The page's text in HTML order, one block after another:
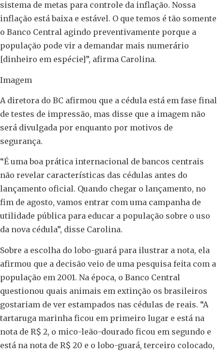
sistema de metas para controle da inflação. Nossa
inflação está baixa e estável. O que temos é tão somente
o Banco Central agindo preventivamente porque a
população pode vir a demandar mais numerário
[dinheiro em espécie]”, afirma Carolina.
Imagem
A diretora do BC afirmou que a cédula está em fase final
de testes de impressão, mas disse que a imagem não
será divulgada por enquanto por motivos de
segurança.
“É uma boa prática internacional de bancos centrais
não revelar características das cédulas antes do
lançamento oficial. Quando chegar o lançamento, no
fim de agosto, vamos entrar com uma campanha de
utilidade pública para educar a população sobre o uso
da nova cédula”, disse Carolina.
Sobre a escolha do lobo-guará para ilustrar a nota, ela
afirmou que a decisão veio de uma pesquisa feita com a
população em 2001. Na época, o Banco Central
questionou quais animais em extinção os brasileiros
gostariam de ver estampados nas cédulas de reais. “A
tartaruga marinha ficou em primeiro lugar e está na
nota de R$ 2, o mico-leão-dourado ficou em segundo e
está na nota de R$ 20 e o lobo-guará, terceiro colocado,